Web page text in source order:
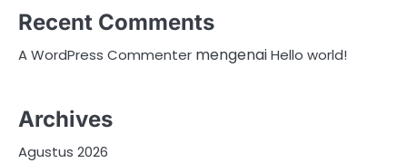
Recent Comments
A WordPress Commenter mengenaiHello world!
Archives
Agustus 2026